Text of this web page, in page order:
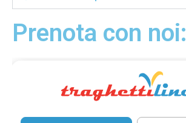
Prenota con noi: